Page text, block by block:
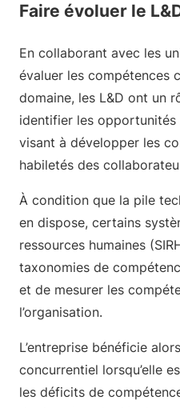
Faire évoluer le
En collaborant avec les
évaluer les compétences
domaine, les L&D ont un
identifier les
visant à développer les
habiletés des
À condition que la pile
en dispose, certains
ressources humaines
taxonomies de
et de mesurer les
l’organisation.
L’entreprise bénéficie
concurrentiel lorsqu’elle
les déficits de